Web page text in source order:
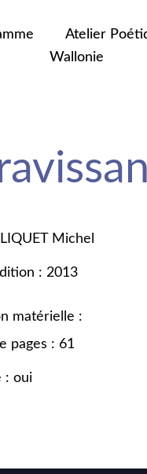
Atelier
Wallonie
Michel
: 2013
matérielle :
pages : 61
: oui